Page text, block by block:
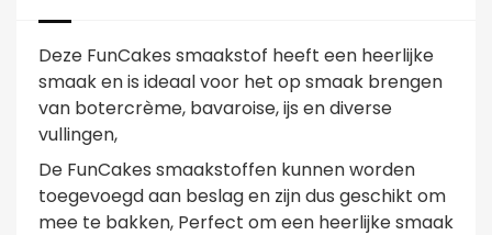
Deze FunCakes smaakstof heeft een heerlijke
smaak en is ideaal voor het op smaak brengen
van botercrème, bavaroise, ijs en diverse
vullingen,
De FunCakes smaakstoffen kunnen worden
toegevoegd aan beslag en zijn dus geschikt om
mee te bakken, Perfect om een heerlijke smaak